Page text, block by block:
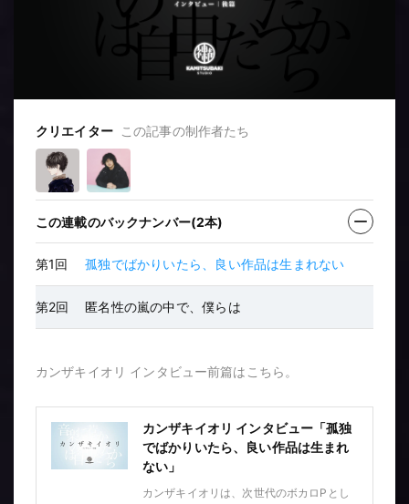
クリエイター この記事の制作者たち
この連載のバックナンバー(2本)
第1回 孤独でばかりいたら、良い作品は生まれない
第2回 匿名性の嵐の中で、僕らは
カンザキイオリ インタビュー前篇はこちら。
カンザキイオリ インタビュー「孤独
でばかりいたら、良い作品は生まれ
ない」
カンザキイオリは、次世代のボカロPとし